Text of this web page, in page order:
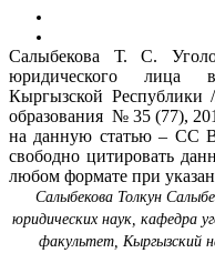
Салыбекова Т. С.
юридического лица в
Кыргызской
образования № 35 (77),
на данную статью – CC
свободно цитировать
любом формате при
Салыбекова Толкун
юридических наук, кафедра
факультет, Кыргызский